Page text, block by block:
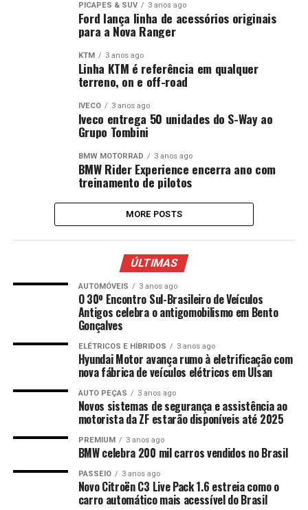
PICAPES & SUV 3 anos ago
Ford lança linha de acessórios originais
para a Nova Ranger
KTM 3 anos ago
Linha KTM é referência em qualquer
terreno, on e off-road
IVECO 3 anos ago
Iveco entrega 50 unidades do S-Way ao
Grupo Tombini
BMW MOTORRAD 3 anos ago
BMW Rider Experience encerra ano com
treinamento de pilotos
MORE POSTS
ÚLTIMAS
AUTOMÓVEIS 3 anos ago
O 30º Encontro Sul-Brasileiro de Veículos
Antigos celebra o antigomobilismo em Bento
Gonçalves
ELÉTRICOS E HÍBRIDOS 3 anos ago
Hyundai Motor avança rumo à eletrificação com
nova fábrica de veículos elétricos em Ulsan
AUTO PEÇAS 3 anos ago
Novos sistemas de segurança e assistência ao
motorista da ZF estarão disponíveis até 2025
PREMIUM 3 anos ago
BMW celebra 200 mil carros vendidos no Brasil
PASSEIO 3 anos ago
Novo Citroën C3 Live Pack 1.6 estreia como o
carro automático mais acessível do Brasil